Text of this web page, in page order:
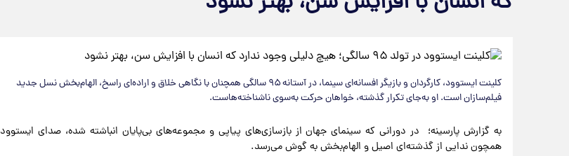
کلینت ایستوود، کارگردان و بازیگر افسانه‌ای سینما، در آستانه ۹۵ سالگی همچنان با نگاهی خلاق و اراده‌ای راسخ، الهام‌بخش نسل جدید
فیلم‌سازان است. او به‌جای تکرار گذشته، خواهان حرکت به‌سوی ناشناخته‌هاست.
به گزارش پارسینه؛ در دورانی که سینمای جهان از بازسازی‌های پیاپی و مجموعه‌های بی‌پایان انباشته شده، صدای ایستوود
همچون ندایی از گذشته‌ای اصیل و الهام‌بخش به گوش می‌رسد.